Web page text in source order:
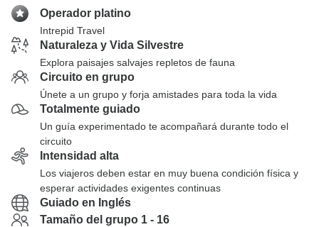
Operador platino
Intrepid Travel
Naturaleza y Vida Silvestre
Explora paisajes salvajes repletos de fauna
Circuito en grupo
Únete a un grupo y forja amistades para toda la vida
Totalmente guiado
Un guía experimentado te acompañará durante todo el
circuito
Intensidad alta
Los viajeros deben estar en muy buena condición física y
esperar actividades exigentes continuas
Guiado en Inglés
Tamaño del grupo 1 - 16